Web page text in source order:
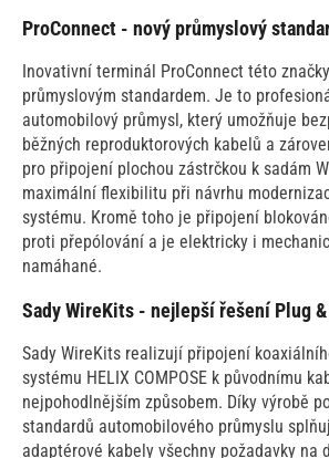
ProConnect - nový průmyslový
Inovativní terminál ProConnect této
průmyslovým standardem. Je to
automobilový průmysl, který umožňuje
běžných reproduktorových kabelů a
pro připojení plochou zástrčkou k sadám
maximální flexibilitu při návrhu
systému. Kromě toho je připojení
proti přepólování a je elektricky i
namáhané.
Sady WireKits - nejlepší řešení Plug
Sady WireKits realizují připojení
systému HELIX COMPOSE k původnímu
nejpohodlnějším způsobem. Díky výrobě
standardů automobilového průmyslu
adaptérové kabely všechny požadavky na